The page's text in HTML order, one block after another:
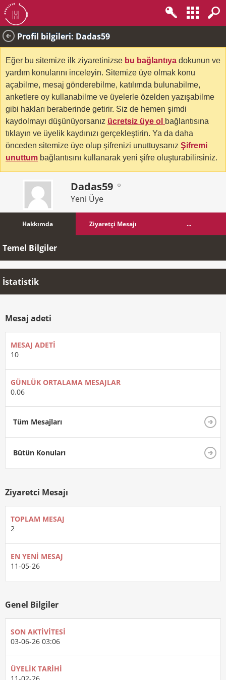
Profil bilgileri: Dadas59
Eğer bu sitemize ilk ziyaretinizse bu bağlantıya dokunun ve
yardım konularını inceleyin. Sitemize üye olmak konu
açabilme, mesaj gönderebilme, katılımda bulunabilme,
anketlere oy kullanabilme ve üyelerle özelden yazışabilme
gibi hakları beraberinde getirir. Siz de hemen şimdi
kaydolmayı düşünüyorsanız ücretsiz üye ol bağlantısına
tıklayın ve üyelik kaydınızı gerçekleştirin. Ya da daha
önceden sitemize üye olup şifrenizi unuttuysanız Şifremi
unuttum bağlantısını kullanarak yeni şifre oluşturabilirsiniz.
Dadas59
Yeni Üye
Hakkımda Ziyaretçi Mesajı ...
Temel Bilgiler
İstatistik
Mesaj adeti
MESAJ ADETI
10
GÜNLÜK ORTALAMA MESAJLAR
0.06
Tüm Mesajları
Bütün Konuları
Ziyaretci Mesajı
TOPLAM MESAJ
2
EN YENI MESAJ
11-05-26
Genel Bilgiler
SON AKTIVITESI
03-06-26 03:06
ÜYELIK TARIHI